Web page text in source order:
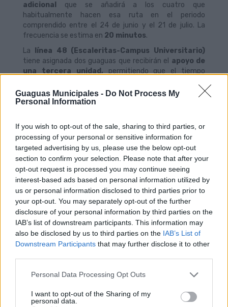
Guaguas Municipales - Do Not Process My
Personal Information
If you wish to opt-out of the sale, sharing to third parties, or
processing of your personal or sensitive information for
targeted advertising by us, please use the below opt-out
section to confirm your selection. Please note that after your
opt-out request is processed you may continue seeing
interest-based ads based on personal information utilized by
us or personal information disclosed to third parties prior to
your opt-out. You may separately opt-out of the further
disclosure of your personal information by third parties on the
IAB’s list of downstream participants. This information may
also be disclosed by us to third parties on the IAB’s List of
Downstream Participants that may further disclose it to other
Personal Data Processing Opt Outs
I want to opt-out of the Sharing of my
personal data.
adicional
que se añadirá a los cuatro que
habitualmente hacen esa ruta en el periodo
comprendido entre el 24 de junio y el 21 de julio. La
frecuencia se estima en 20 minutos.
La
línea 48 (Escaleritas-Campus Universitario)
tiene asignada dos guaguas que recibirán el apoyo de
una tercera unidad, permitiendo que el tiempo
una mejora de 10 minutos respecto al horario habitual.
Además, lalínea 7(Teatro-Campus Universitario),
diarias.
USO DEL CARNET DE ESTUDIANTE
Por primera vez en la historia de GM, los beneficiarios
del carnet de estudiante podrán seguir haciendo uso de
su bono-estudiante durante julio, agosto y
septiembre. Con esta medida, la compañía municipal
de transporte pretende facilitar un desplazamiento
más económico a aquellos viajeros que cumplan con los
requisitos para acceder a este título de viaje. Con el
citado bono, cuya vigencia concluirá el 30 de
septiembre, cada viaje tiene un coste de0,34